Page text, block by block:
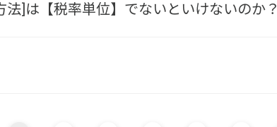
]は【税率単位】でないといけないのか？